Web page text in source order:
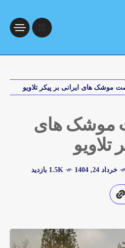
های ایرانی بر پیکر تلاویو
های
تلاویو
خرداد 24, 1404 1.5K بازدید